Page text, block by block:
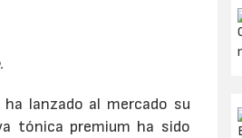
lanzado al mercado su
tónica premium ha sido